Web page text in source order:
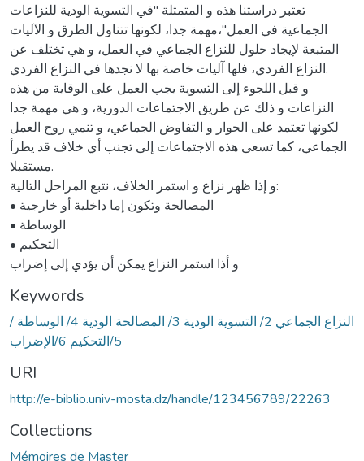
تعتبر دراستنا هذه و المتمثلة "في التسوية الودية للنزاعات
الجماعية في العمل"،مهمة جدا، لكونها تتناول الطرق و الآليات
المتبعة لإيجاد حلول للنزاع الجماعي في العمل، و هي تختلف عن
النزاع الفردي، فلها آليات خاصة بها لا نجدها في النزاع الفردي.
و قبل اللجوء إلى التسوية يجب العمل على الوقاية من هذه
النزاعات و ذلك عن طريق الاجتماعات الدورية، و هي مهمة جدا
لكونها تعتمد على الحوار و التفاوض الجماعي، و تنمي روح العمل
الجماعي، كما تسعى هذه الاجتماعات إلى تجنب أي خلاف قد يطرأ
مستقبلا.
و إذا ظهر نزاع و استمر الخلاف، نتبع المراحل التالية:
• المصالحة وتكون إما داخلية أو خارجية
• الوساطة
• التحكيم
و أذا استمر النزاع يمكن أن يؤدي إلى إضراب
Keywords
/ النزاع الجماعي 2/ التسوية الودية 3/ المصالحة الودية 4/ الوساطة
5/التحكيم 6/الإضراب
URI
http://e-biblio.univ-mosta.dz/handle/123456789/22263
Collections
Mémoires de Master